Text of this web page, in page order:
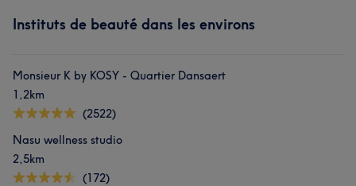
Instituts de beauté dans les environs
Monsieur K by KOSY - Quartier Dansaert
1,2km
(2522)
Nasu wellness studio
2,5km
(172)